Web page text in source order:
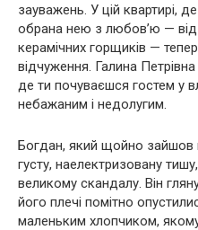
зауважень. У цій квартирі,
обрана нею з любов’ю —
керамічних горщиків —
відчуження. Галина
де ти почуваєшся гостем у
небажаним і недолугим.
Богдан, який щойно зайшов
густу, наелектризовану
великому скандалу. Він
його плечі помітно
маленьким хлопчиком,